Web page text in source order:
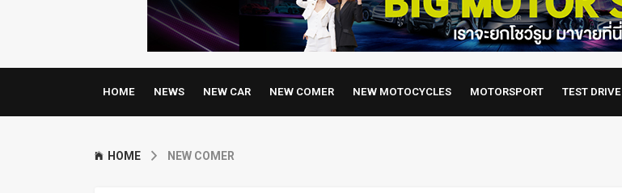
HOME NEWS NEW CAR NEW COMER NEW MOTOCYCLES MOTORSPORT TEST DRIVE
HOME NEW COMER